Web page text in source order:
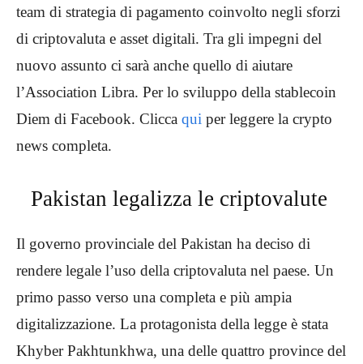
team di strategia di pagamento coinvolto negli sforzi
di criptovaluta e asset digitali. Tra gli impegni del
nuovo assunto ci sarà anche quello di aiutare
l’Association Libra. Per lo sviluppo della stablecoin
Diem di Facebook. Clicca qui per leggere la crypto
news completa.
Pakistan legalizza le criptovalute
Il governo provinciale del Pakistan ha deciso di
rendere legale l’uso della criptovaluta nel paese. Un
primo passo verso una completa e più ampia
digitalizzazione. La protagonista della legge è stata
Khyber Pakhtunkhwa, una delle quattro province del